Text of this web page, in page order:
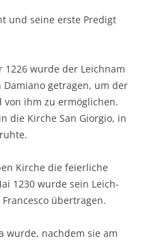
und sei­ne ers­te Pre­digt
1226 wur­de der Leich­nam
Dami­a­no getra­gen, um der
von ihm zu ermög­li­chen.
die Kir­che San Gior­gio, in
Kir­che die fei­er­li­che
1230 wur­de sein Leich­
übertragen.
wur­de, nach­dem sie am